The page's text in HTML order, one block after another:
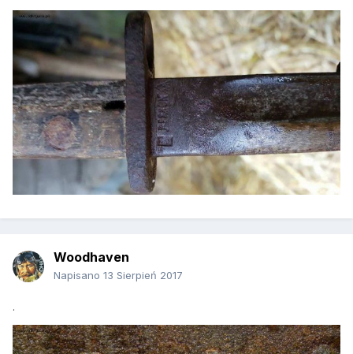
Woodhaven
Napisano 13 Sierpień 2017
.